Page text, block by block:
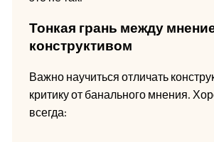
Тонкая грань между
конструктивом
Важно научиться отличать
критику от банального мнения.
всегда: